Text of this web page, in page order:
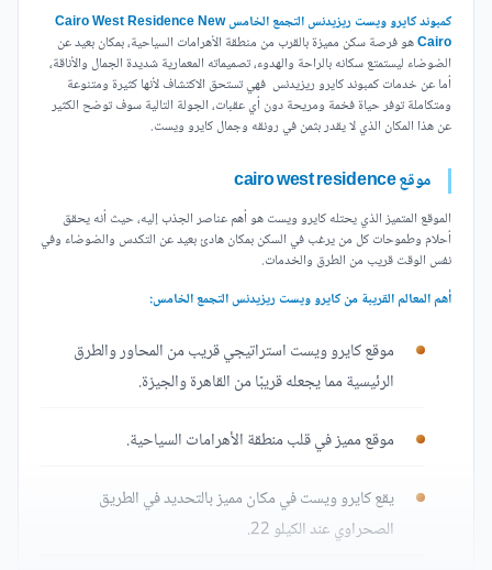
كمبوند كايرو ويست ريزيدنس التجمع الخامس Cairo West Residence New
Cairoهو فرصة سكن مميزة بالقرب من منطقة الأهرامات السياحية، بمكان بعيد عن
الضوضاء ليستمتع سكانه بالراحة والهدوء، تصميماته المعمارية شديدة الجمال والأناقة،
أما عن خدمات كمبوند كايرو ريزيدنس فهي تستحق الاكتشاف لأنها كثيرة ومتنوعة
ومتكاملة توفر حياة فخمة ومريحة دون أي عقبات، الجولة التالية سوف توضح الكثير
عن هذا المكان الذي لا يقدر بثمن في رونقه وجمال كايرو ويست.
موقع cairo west residence
الموقع المتميز الذي يحتله كايرو ويست هو أهم عناصر الجذب إليه، حيث أنه يحقق
أحلام وطموحات كل من يرغب في السكن بمكان هادئ بعيد عن التكدس والضوضاء وفي
نفس الوقت قريب من الطرق والخدمات.
أهم المعالم القريبة من كايرو ويست ريزيدنس التجمع الخامس:
موقع كايرو ويست استراتيجي قريب من المحاور والطرق
الرئيسية مما يجعله قريبًا من القاهرة والجيزة.
موقع مميز في قلب منطقة الأهرامات السياحية.
يقع كايرو ويست في مكان مميز بالتحديد في الطريق
الصحراوي عند الكيلو 22.